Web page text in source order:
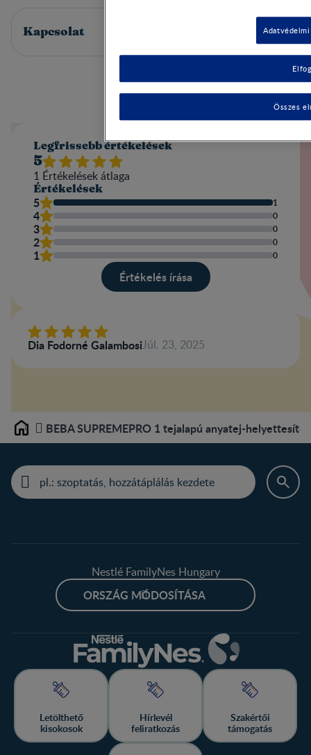
Kapcsolat
Legfrissebb értékelések
5
1 Értékelések átlaga​
Értékelések
5 1
4 0
3 0
2 0
1 0
Értékelés írása​
Dia Fodorné GalambosiJúl. 23, 2025
Home BEBA SUPREMEPRO 1 tejalapú anyatej-
Nestlé FamilyNes Hungary
ORSZÁG MÓDOSÍTÁSA
Letölthető
kisokosok
Hírlevél
feliratkozás
Szakértői
támogatás
Összes